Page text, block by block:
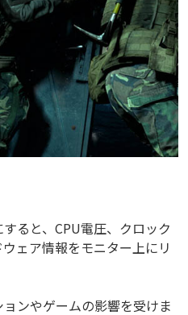
ると、CPU電圧、クロック
ェア情報をモニター上にリ
ンやゲームの影響を受けま